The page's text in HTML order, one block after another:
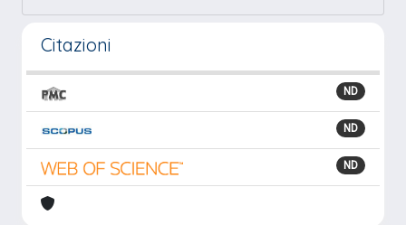
Citazioni
ND
ND
ND